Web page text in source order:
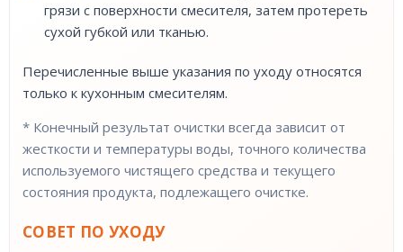
грязи с поверхности смесителя, затем протереть
сухой губкой или тканью.
Перечисленные выше указания по уходу относятся
только к кухонным смесителям.
* Конечный результат очистки всегда зависит от
жесткости и температуры воды, точного количества
используемого чистящего средства и текущего
состояния продукта, подлежащего очистке.
СОВЕТ ПО УХОДУ